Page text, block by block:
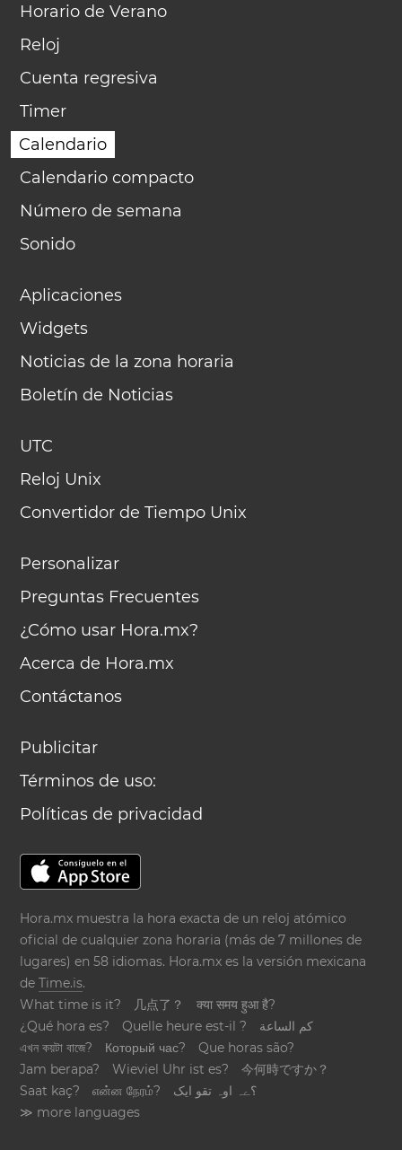
Horario de Verano
Reloj
Cuenta regresiva
Timer
Calendario
Calendario compacto
Número de semana
Sonido
Aplicaciones
Widgets
Noticias de la zona horaria
Boletín de Noticias
UTC
Reloj Unix
Convertidor de Tiempo Unix
Personalizar
Preguntas Frecuentes
¿Cómo usar Hora.mx?
Acerca de Hora.mx
Contáctanos
Publicitar
Términos de uso:
Políticas de privacidad
Hora.mx muestra la hora exacta de un reloj atómico
oficial de cualquier zona horaria (más de 7 millones de
lugares) en 58 idiomas. Hora.mx es la versión mexicana
deTime.is.
What time is it?
几点了？
क्या समय हुआ है?
¿Qué hora es?
Quelle heure est-il ?
كم الساعة
এখন কয়টা বাজে?
Который час?
Que horas são?
Jam berapa?
Wieviel Uhr ist es?
今何時ですか？
Saat kaç?
என்ன நேரம்?
؟ےہ اوہ تقو ایک
≫ more languages